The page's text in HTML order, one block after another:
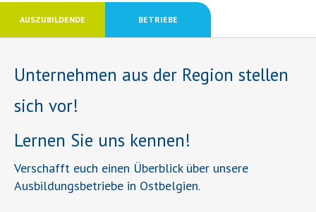
AUSZUBILDENDE BETRIEBE
Unternehmen aus der Region stellen
sich vor!
Lernen Sie uns kennen!
Verschafft euch einen Überblick über unsere
Ausbildungsbetriebe in Ostbelgien.